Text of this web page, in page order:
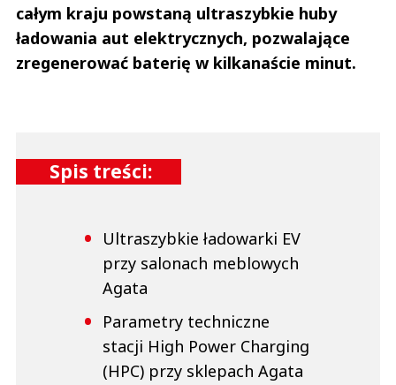
całym kraju powstaną ultraszybkie huby
ładowania aut elektrycznych, pozwalające
zregenerować baterię w kilkanaście minut.
Spis treści:
Ultraszybkie ładowarki EV
przy salonach meblowych
Agata
Parametry techniczne
stacji High Power Charging
(HPC) przy sklepach Agata